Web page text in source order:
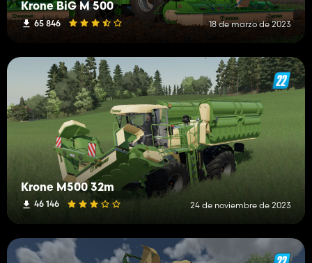
Krone BiG M 500
65 846 18 de marzo de 2023
Krone M500 32m
46 146 24 de noviembre de 2023